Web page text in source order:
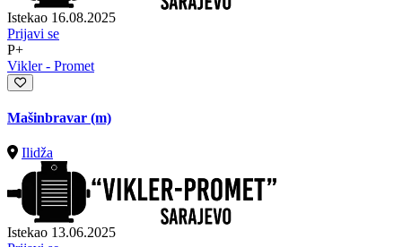
Istekao 16.08.2025
Prijavi se
P+
Vikler - Promet
Mašinbravar (m)
Ilidža
Istekao 13.06.2025